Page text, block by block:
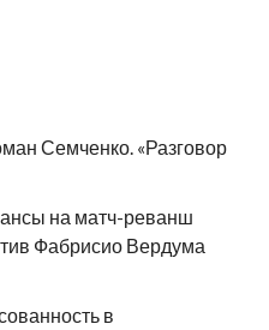
Семченко. «Разговор
на матч-реванш
Фабрисио Вердума
в